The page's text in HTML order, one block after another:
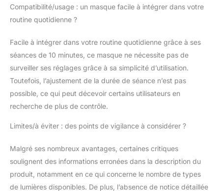
10/15/20/25/30 minutes et une
télécommande portable qui vous permet
vous convient le mieux par simple
pression d'un bouton. La bande velcro
permet de l'utiliser facilement lorsque vous
utilisez votre téléphone portable, lisez un
livre, êtes allongé sur le canapé ou même
dormez dans votre lit. 【Confortable à
utiliser】Le masque LED est ergonomique,
équipé d'un dispositif de protection des
causé par l'exposition à la lumière. Il est
4 fois par semaine pendant 10 à 20
minutes à chaque fois, l'état de la peau
s'améliorera (la durée de l'effet varie en
Compatibilité/usage : un masque facile à intégrer dans votre
routine quotidienne ?
Facile à intégrer dans votre routine quotidienne grâce à ses
séances de 10 minutes, ce masque ne nécessite pas de
surveiller ses réglages grâce à sa simplicité d’utilisation.
Toutefois, l’ajustement de la durée de séance n’est pas
possible, ce qui peut décevoir certains utilisateurs en
recherche de plus de contrôle.
Limites/à éviter : des points de vigilance à considérer ?
Malgré ses nombreux avantages, certaines critiques
soulignent des informations erronées dans la description du
produit, notamment en ce qui concerne le nombre de types
de lumières disponibles. De plus, l’absence de notice détaillée